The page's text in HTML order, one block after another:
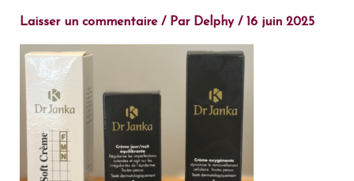
Laisser un commentaire / Par Delphy / 16 juin 2025